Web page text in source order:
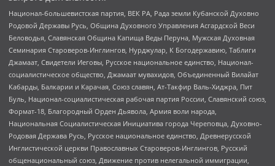
Национал-большевистская партия, ВЕК РА, Рада земли Кубанской Духовно
Родовой Державы Русь, Община Духовного Управления Асгардской Веси
Беловодья, Славянская Община Капища Веды Перуна, Мужская Духовная
Семинария Староверов-Инглингов, Нурджулар, К Богодержавию, Таблиги
Джамаат, Свидетели Иеговы, Русское национальное единство, Национал-
социалистическое общество, Джамаат мувахидов, Объединенный Вилайат
Кабарды, Балкарии и Карачая, Союз славян, Ат-Такфир Валь-Хиджра, Пит
Буль, Национал-социалистическая рабочая партия России, Славянский союз,
Формат-18, Благородный Орден Дьявола, Армия воли народа,
Национальная Социалистическая Инициатива города Череповца, Духовно-
Родовая Держава Русь, Русское национальное единство, Древнерусской
Инглистической церкви Православных Староверов-Инглингов, Русский
общенациональный союз, Движение против нелегальной иммиграции,